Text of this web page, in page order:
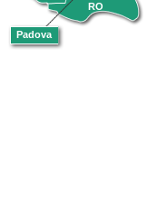
RO
Padova